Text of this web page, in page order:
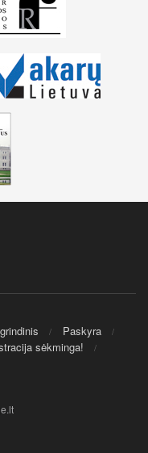
Paskyra
sėkminga!